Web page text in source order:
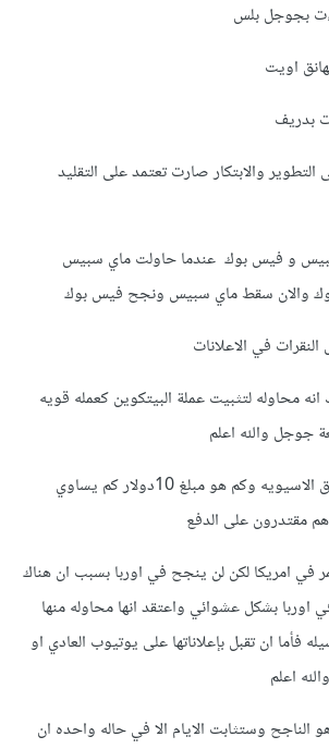
بجوجل بلس
اويت
بدريف
والابتكار صارت تعتمد على التقليد
و فيس بوك عندما حاولت ماي سبيس
والان سقط ماي سبيس ونجح فيس بوك
في الاعلانات
محاوله لتثبيت عملة البيتكوين كعمله قويه
جوجل والله اعلم
جوجل لم تدرس الاسواق الاسيويه وكم هو مبلغ 10دولار كم يساوي
مقتدرون على الدفع
في امريكا لكن لن ينجح في اوربا بسبب ان هناك
اوربا بشكل عشوائي واعتقد انها محاوله منها
فأما ان تقبل بإعلاناتها على يوتيوب العادي او
اعلم
وستثابت الايام الا في حاله واحده ان